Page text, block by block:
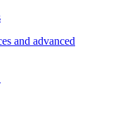
and advanced